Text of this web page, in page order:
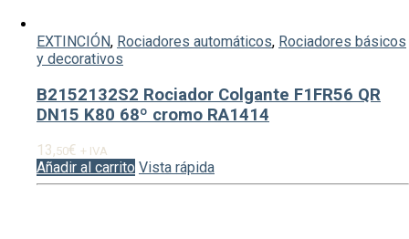
EXTINCIÓN, Rociadores automáticos, Rociadores básicos
y decorativos
B2152132S2 Rociador Colgante F1FR56 QR
DN15 K80 68º cromo RA1414
13,50€ + IVA
Añadir al carrito Vista rápida